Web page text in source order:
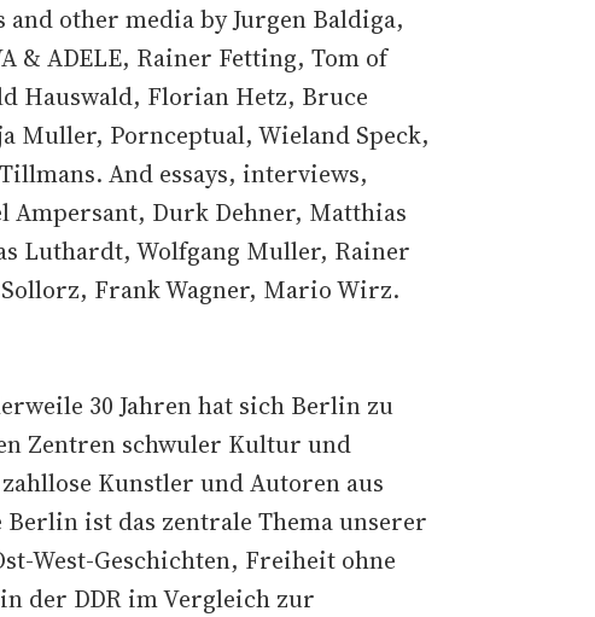
other media by Jurgen Baldiga,
& ADELE, Rainer Fetting, Tom of
Hauswald, Florian Hetz, Bruce
Muller, Pornceptual, Wieland Speck,
And essays, interviews,
Ampersant, Durk Dehner, Matthias
Luthardt, Wolfgang Muller, Rainer
Frank Wagner, Mario Wirz.
30 Jahren hat sich Berlin zu
Zentren schwuler Kultur und
Kunstler und Autoren aus
Berlin ist das zentrale Thema unserer
West-Geschichten, Freiheit ohne
der DDR im Vergleich zur